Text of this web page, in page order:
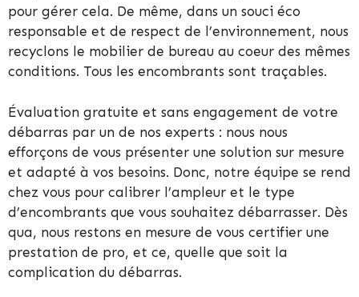
pour gérer cela. De même, dans un souci éco
responsable et de respect de l’environnement, nous
recyclons le mobilier de bureau au coeur des mêmes
conditions. Tous les encombrants sont traçables.
Évaluation gratuite et sans engagement de votre
débarras par un de nos experts : nous nous
efforçons de vous présenter une solution sur mesure
et adapté à vos besoins. Donc, notre équipe se rend
chez vous pour calibrer l’ampleur et le type
d’encombrants que vous souhaitez débarrasser. Dès
qua, nous restons en mesure de vous certifier une
prestation de pro, et ce, quelle que soit la
complication du débarras.